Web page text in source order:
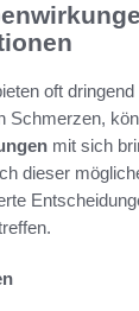
oft
Schmerzen,
mit sich
dieser